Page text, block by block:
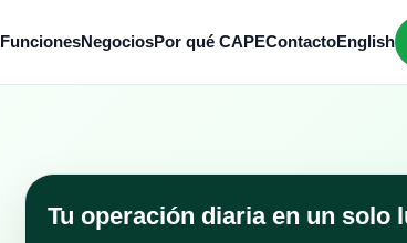
FuncionesNegociosPor qué CAPEContactoEnglish
Tu operación diaria en un solo